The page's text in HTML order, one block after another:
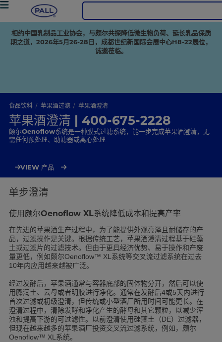
相约中国乳制品工业协会，与颇尔共探降低微生物负荷、延长乳品保质
期之道，2026年5月26-28日，成都世纪新国际会展中心H8-22展位，
诚邀莅临。
食品饮料 苹果酒过滤 苹果酒澄清
苹果酒澄清 | 400-675-2228
颇尔Oenoflow系统是一种膜式过滤系统，能一步完成苹果酒澄清，无
需任何预处理、助滤器或离心处理
VIEW 产品
单步澄清
使用颇尔Oenoflow XL系统降低成本和提高产率
在先进的苹果酒生产过程中，为了能提供外观亮泽且耐储存的产
品，过滤操作是关键。根据传统工艺，苹果酒澄清过程基于硅藻
土或过滤片的过滤技术。但由于更具经济优势、易于操作和产废
量更低，例如颇尔Oenoflow™ XL 系统等交叉流过滤系统在过去
10年内应用越来越被广泛。
经过发酵后，苹果酒通常与容器底部的固体物分开，然后可以使
用膨润土、云母或者明胶进行净化。通常在发酵后4或5天内进行
首次过滤或初级澄清，但传统或小型酒厂所用时间可能更长。在
澄清过程中，清除发酵和净化产生的酵母和其它颗粒，以减少浑
浊和提高下游的可过滤性。以前澄清使用硅藻土（DE）过滤器，
但现在越来越多的苹果酒厂投资交叉流过滤系统，例如，颇尔
Oenoflow™ XL 系统。